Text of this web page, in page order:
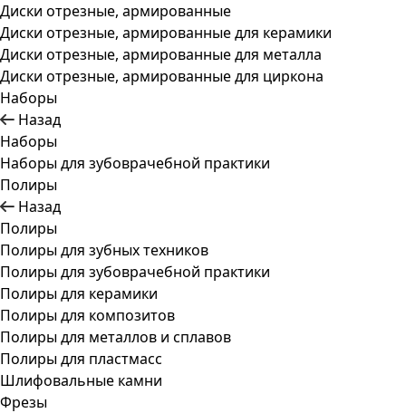
Диски отрезные, армированные
Диски отрезные, армированные для керамики
Диски отрезные, армированные для металла
Диски отрезные, армированные для циркона
Наборы
Назад
Наборы
Наборы для зубоврачебной практики
Полиры
Назад
Полиры
Полиры для зубных техников
Полиры для зубоврачебной практики
Полиры для керамики
Полиры для композитов
Полиры для металлов и сплавов
Полиры для пластмасс
Шлифовальные камни
Фрезы